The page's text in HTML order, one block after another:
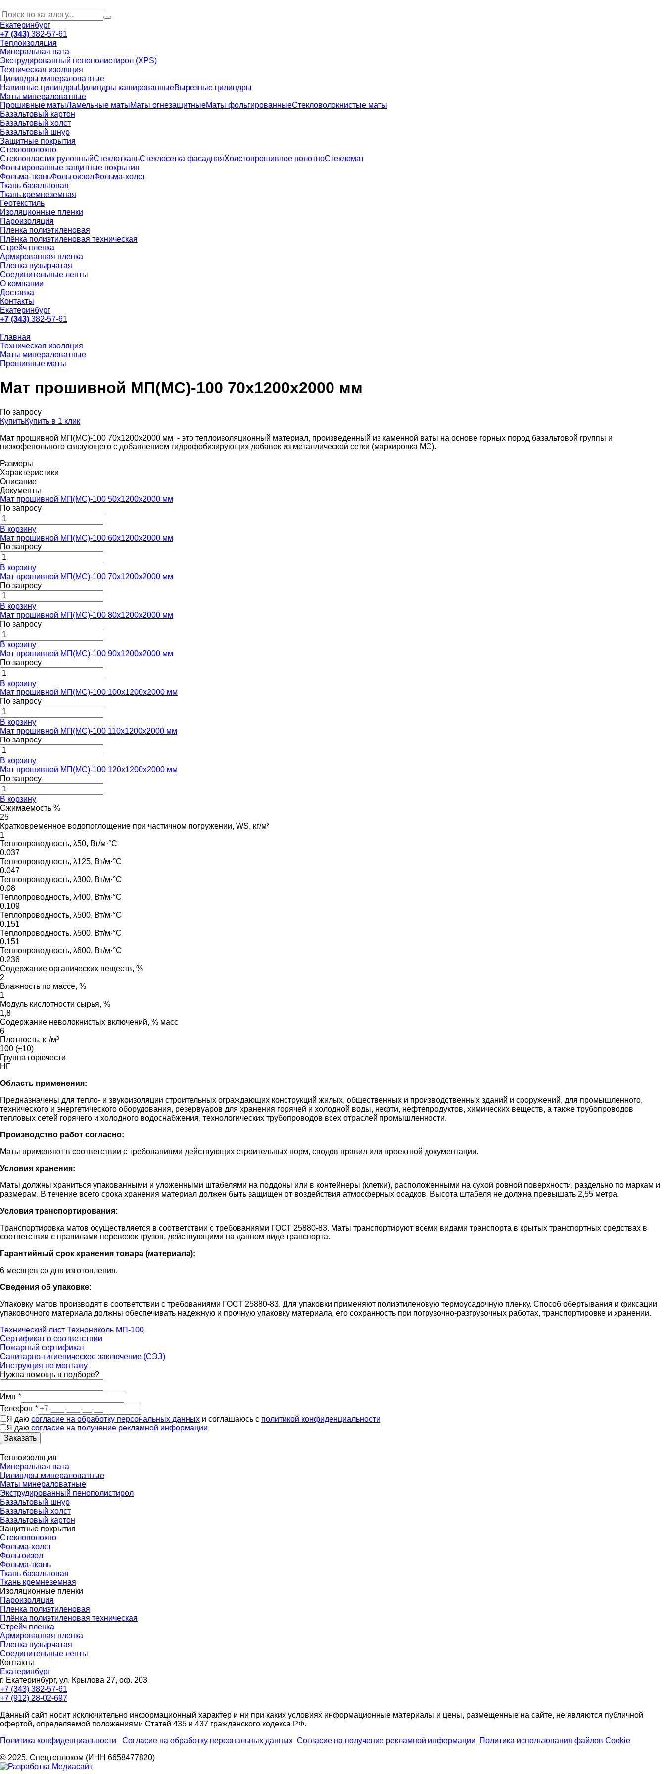
Екатеринбург
+7 (343) 382-57-61
Теплоизоляция
Минеральная вата
Экструдированный пенополистирол (XPS)
Техническая изоляция
Цилиндры минераловатные
Навивные цилиндры Цилиндры кашированныеВырезные цилиндры
Маты минераловатные
Прошивные матыЛамельные матыМаты огнезащитныеМаты фольгированныеСтекловолокнистые маты
Базальтовый картон
Базальтовый холст
Базальтовый шнур
Защитные покрытия
Стекловолокно
Стеклопластик рулонныйСтеклотканьСтеклосетка фасаднаяХолстопрошивное полотноСтекломат
Фольгированные защитные покрытия
Фольма-тканьФольгоизолФольма-холст
Ткань базальтовая
Ткань кремнеземная
Геотекстиль
Изоляционные пленки
Пароизоляция
Пленка полиэтиленовая
Плёнка полиэтиленовая техническая
Стрейч пленка
Армированная пленка
Пленка пузырчатая
Соединительные ленты
О компании
Доставка
Контакты
Екатеринбург
+7 (343) 382-57-61
Главная
Техническая изоляция
Маты минераловатные
Прошивные маты
Мат прошивной МП(МС)-100 70х1200х2000 мм
По запросу
КупитьКупить в 1 клик
Мат прошивной МП(МС)-100 70х1200х2000 мм - это теплоизоляционный материал, произведенный из каменной ваты на основе горных пород базальтовой группы и
низкофенольного связующего с добавлением гидрофобизирующих добавок из металлической сетки (маркировка МС).
Размеры
Характеристики
Описание
Документы
Мат прошивной МП(МС)-100 50х1200х2000 мм
По запросу
В корзину
Мат прошивной МП(МС)-100 60х1200х2000 мм
По запросу
В корзину
Мат прошивной МП(МС)-100 70х1200х2000 мм
По запросу
В корзину
Мат прошивной МП(МС)-100 80х1200х2000 мм
По запросу
В корзину
Мат прошивной МП(МС)-100 90х1200х2000 мм
По запросу
В корзину
Мат прошивной МП(МС)-100 100х1200х2000 мм
По запросу
В корзину
Мат прошивной МП(МС)-100 110х1200х2000 мм
По запросу
В корзину
Мат прошивной МП(МС)-100 120х1200х2000 мм
По запросу
В корзину
Сжимаемость %
25
Кратковременное водопоглощение при частичном погружении, WS, кг/м²
1
Теплопроводность, λ50, Вт/м·°С
0.037
Теплопроводность, λ125, Вт/м·°С
0.047
Теплопроводность, λ300, Вт/м·°С
0.08
Теплопроводность, λ400, Вт/м·°С
0.109
Теплопроводность, λ500, Вт/м·°С
0.151
Теплопроводность, λ500, Вт/м·°С
0.151
Теплопроводность, λ600, Вт/м·°С
0.236
Содержание органических веществ, %
2
Влажность по массе, %
1
Модуль кислотности сырья, %
1,8
Содержание неволокнистых включений, % масс
6
Плотность, кг/м³
100 (±10)
Группа горючести
НГ
Область применения:
Предназначены для тепло- и звукоизоляции строительных ограждающих конструкций жилых, общественных и производственных зданий и сооружений, для промышленного,
технического и энергетического оборудования, резервуаров для хранения горячей и холодной воды, нефти, нефтепродуктов, химических веществ, а также трубопроводов
тепловых сетей горячего и холодного водоснабжения, технологических трубопроводов всех отраслей промышленности.
Производство работ согласно:
Маты применяют в соответствии с требованиями действующих строительных норм, сводов правил или проектной документации.
Условия хранения:
Маты должны храниться упакованными и уложенными штабелями на поддоны или в контейнеры (клетки), расположенными на сухой ровной поверхности, раздельно по маркам и
размерам. В течение всего срока хранения материал должен быть защищен от воздействия атмосферных осадков. Высота штабеля не должна превышать 2,55 метра.
Условия транспортирования:
Транспортировка матов осуществляется в соответствии с требованиями ГОСТ 25880-83. Маты транспортируют всеми видами транспорта в крытых транспортных средствах в
соответствии с правилами перевозок грузов, действующими на данном виде транспорта.
Гарантийный срок хранения товара (материала):
6 месяцев со дня изготовления.
Сведения об упаковке:
Упаковку матов производят в соответствии с требованиями ГОСТ 25880-83. Для упаковки применяют полиэтиленовую термоусадочную пленку. Способ обертывания и фиксации
упаковочного материала должны обеспечивать надежную и прочную упаковку материала, его сохранность при погрузочно-разгрузочных работах, транспортировке и хранении.
Технический лист Технониколь МП-100
Сертификат о соответствии
Пожарный сертификат
Санитарно-гигиеническое заключение (СЭЗ)
Инструкция по монтажу
Нужна помощь в подборе?
Имя *
Телефон *
Я даю согласие на обработку персональных данных и соглашаюсь с политикой конфиденциальности
Я даю согласие на получение рекламной информации
Заказать
Теплоизоляция
Минеральная вата
Цилиндры минераловатные
Маты минераловатные
Экструдированный пенополистирол
Базальтовый шнур
Базальтовый холст
Базальтовый картон
Защитные покрытия
Стекловолокно
Фольма-холст
Фольгоизол
Фольма-ткань
Ткань базальтовая
Ткань кремнеземная
Изоляционные пленки
Пароизоляция
Пленка полиэтиленовая
Плёнка полиэтиленовая техническая
Стрейч пленка
Армированная пленка
Пленка пузырчатая
Соединительные ленты
Контакты
Екатеринбург
г. Екатеринбург, ул. Крылова 27, оф. 203
+7 (343) 382-57-61
+7 (912) 28-02-697
Данный сайт носит исключительно информационный характер и ни при каких условиях информационные материалы и цены, размещенные на сайте, не являются публичной
офертой, определяемой положениями Статей 435 и 437 гражданского кодекса РФ.
Политика конфиденциальности
Согласие на обработку персональных данных Согласие на получение рекламной информации
Политика использования файлов Cookie
© 2025, Спецтеплоком (ИНН 6658477820)